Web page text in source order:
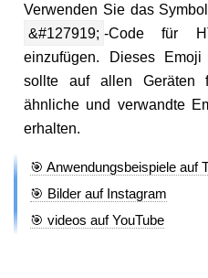
Verwenden Sie das Symbol
&#127919; -Code für
einzufügen. Dieses
sollte auf allen Geräten
ähnliche und verwandte
erhalten.
🎯 Anwendungsbeispiele auf
🎯 Bilder auf Instagram
🎯 videos auf YouTube